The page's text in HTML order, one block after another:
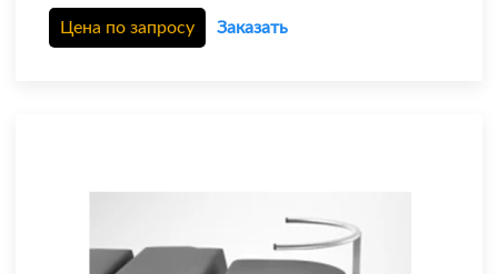
Цена по запросу Заказать